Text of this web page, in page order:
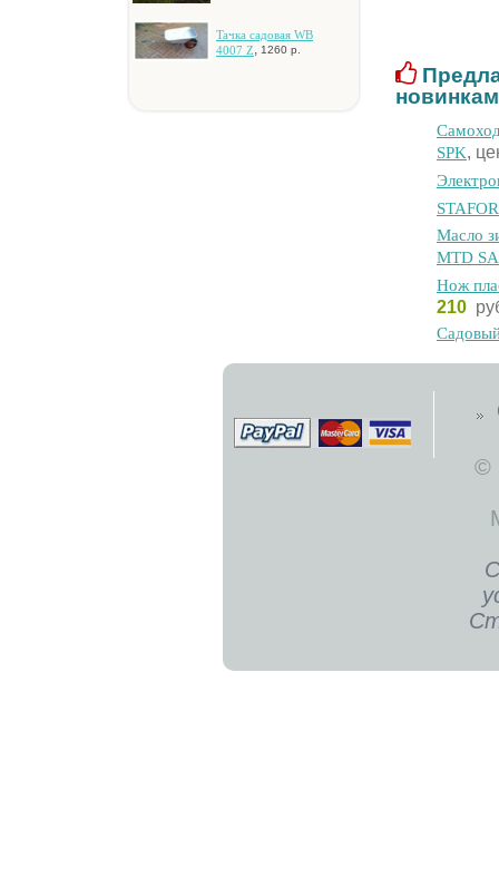
Taчкa caдoвaя WB
4007 Z, 1260 р.
SPK,
Macлo
MTD
Hoж
210
©